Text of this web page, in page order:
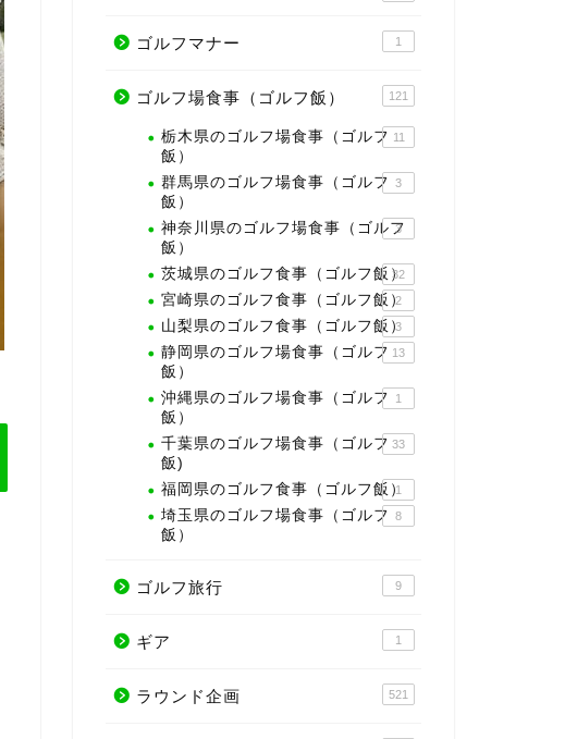
ゴルフマナー 1
ゴルフ場食事（ゴルフ飯） 121
栃木県のゴルフ場食事（ゴルフ
飯）
11
群馬県のゴルフ場食事（ゴルフ
飯）
3
神奈川県のゴルフ場食事（ゴルフ
飯）
3
茨城県のゴルフ食事（ゴルフ飯）
32
宮崎県のゴルフ食事（ゴルフ飯）
2
山梨県のゴルフ食事（ゴルフ飯）
3
静岡県のゴルフ場食事（ゴルフ
飯）
13
沖縄県のゴルフ場食事（ゴルフ
飯）
1
千葉県のゴルフ場食事（ゴルフ
飯)
33
福岡県のゴルフ食事（ゴルフ飯）1
埼玉県のゴルフ場食事（ゴルフ
飯）
8
ゴルフ旅行 9
ギア 1
ラウンド企画 521